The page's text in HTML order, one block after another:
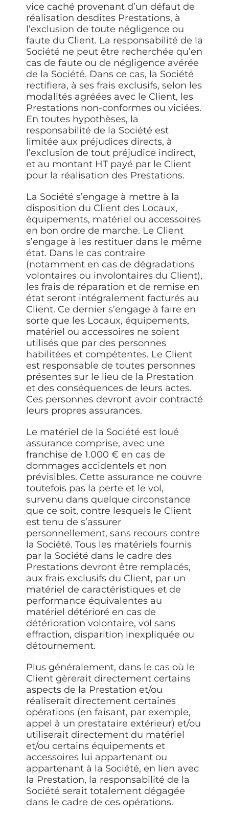
vice caché provenant d’un défaut de
réalisation desdites Prestations, à
l’exclusion de toute négligence ou
faute du Client. La responsabilité de la
Société ne peut être recherchée qu’en
cas de faute ou de négligence avérée
de la Société. Dans ce cas, la Société
rectifiera, à ses frais exclusifs, selon les
modalités agréées avec le Client, les
Prestations non-conformes ou viciées.
En toutes hypothèses, la
responsabilité de la Société est
limitée aux préjudices directs, à
l’exclusion de tout préjudice indirect,
et au montant HT payé par le Client
pour la réalisation des Prestations.
La Société s’engage à mettre à la
disposition du Client des Locaux,
équipements, matériel ou accessoires
en bon ordre de marche. Le Client
s’engage à les restituer dans le même
état. Dans le cas contraire
(notamment en cas de dégradations
volontaires ou involontaires du Client),
les frais de réparation et de remise en
état seront intégralement facturés au
Client. Ce dernier s’engage à faire en
sorte que les Locaux, équipements,
matériel ou accessoires ne soient
utilisés que par des personnes
habilitées et compétentes. Le Client
est responsable de toutes personnes
présentes sur le lieu de la Prestation
et des conséquences de leurs actes.
Ces personnes devront avoir contracté
leurs propres assurances.
Le matériel de la Société est loué
assurance comprise, avec une
franchise de 1.000 € en cas de
dommages accidentels et non
prévisibles. Cette assurance ne couvre
toutefois pas la perte et le vol,
survenu dans quelque circonstance
que ce soit, contre lesquels le Client
est tenu de s’assurer
personnellement, sans recours contre
la Société. Tous les matériels fournis
par la Société dans le cadre des
Prestations devront être remplacés,
aux frais exclusifs du Client, par un
matériel de caractéristiques et de
performance équivalentes au
matériel détérioré en cas de
détérioration volontaire, vol sans
effraction, disparition inexpliquée ou
détournement.
Plus généralement, dans le cas où le
Client gèrerait directement certains
aspects de la Prestation et/ou
réaliserait directement certaines
opérations (en faisant, par exemple,
appel à un prestataire extérieur) et/ou
utiliserait directement du matériel
et/ou certains équipements et
accessoires lui appartenant ou
appartenant à la Société, en lien avec
la Prestation, la responsabilité de la
Société serait totalement dégagée
dans le cadre de ces opérations.